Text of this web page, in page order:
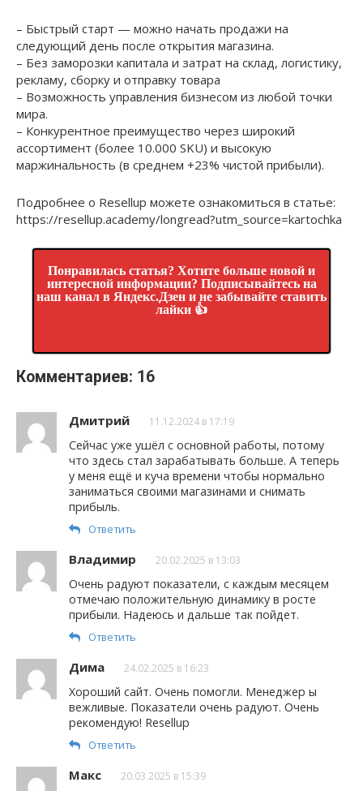
– Быстрый старт — можно начать продажи на
следующий день после открытия магазина.
– Без заморозки капитала и затрат на склад, логистику,
рекламу, сборку и отправку товара
– Возможность управления бизнесом из любой точки
мира.
– Конкурентное преимущество через широкий
ассортимент (более 10.000 SKU) и высокую
маржинальность (в среднем +23% чистой прибыли).
Подробнее о Resellup можете ознакомиться в статье:
https://resellup.academy/longread?utm_source=kartochka
Понравилась статья? Хотите больше новой и
интересной информации? Подписывайтесь на
наш канал в Яндекс.Дзен и не забывайте ставить
лайки 👍
Комментариев: 16
Дмитрий 11.12.2024 в 17:19
Сейчас уже ушёл с основной работы, потому
что здесь стал зарабатывать больше. А теперь
у меня ещё и куча времени чтобы нормально
заниматься своими магазинами и снимать
прибыль.
Ответить
Владимир 20.02.2025 в 13:03
Очень радуют показатели, с каждым месяцем
отмечаю положительную динамику в росте
прибыли. Надеюсь и дальше так пойдет.
Ответить
Дима 24.02.2025 в 16:23
Хороший сайт. Очень помогли. Менеджер ы
вежливые. Показатели очень радуют. Очень
рекомендую! Resellup
Ответить
Макс 20.03.2025 в 15:39